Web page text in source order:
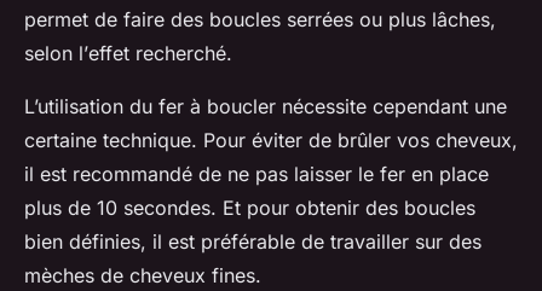
permet de faire des boucles serrées ou plus lâches,
selon l’effet recherché.
L’utilisation du fer à boucler nécessite cependant une
certaine technique. Pour éviter de brûler vos cheveux,
il est recommandé de ne pas laisser le fer en place
plus de 10 secondes. Et pour obtenir des boucles
bien définies, il est préférable de travailler sur des
mèches de cheveux fines.